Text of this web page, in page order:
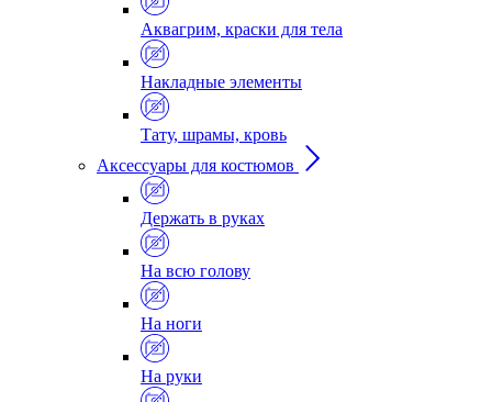
Аквагрим, краски для тела
Накладные элементы
Тату, шрамы, кровь
Аксессуары для костюмов
Держать в руках
На всю голову
На ноги
На руки